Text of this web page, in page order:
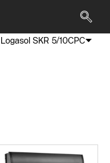
Logasol SKR 5/10CPC